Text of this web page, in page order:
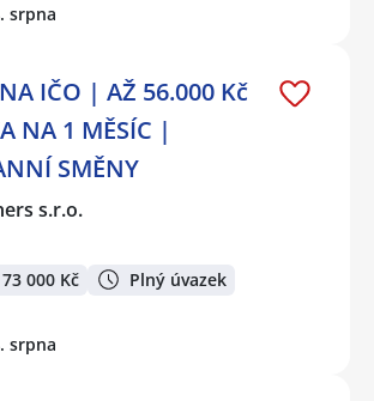
srpna
IČO | AŽ 56.000 Kč
NA 1 MĚSÍC |
SMĚNY
s.r.o.
000 Kč Plný úvazek
srpna